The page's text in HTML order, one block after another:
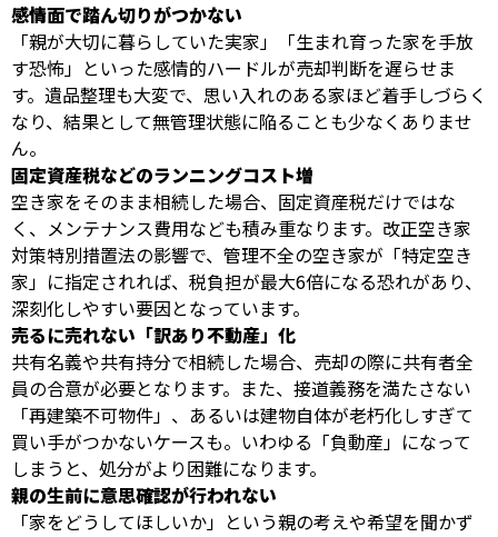
感情面で踏ん切りがつかない
「親が大切に暮らしていた実家」「生まれ育った家を手放
す恐怖」といった感情的ハードルが売却判断を遅らせま
す。遺品整理も大変で、思い入れのある家ほど着手しづらく
なり、結果として無管理状態に陥ることも少なくありませ
ん。
固定資産税などのランニングコスト増
空き家をそのまま相続した場合、固定資産税だけではな
く、メンテナンス費用なども積み重なります。改正空き家
対策特別措置法の影響で、管理不全の空き家が「特定空き
家」に指定されれば、税負担が最大6倍になる恐れがあり、
深刻化しやすい要因となっています。
売るに売れない「訳あり不動産」化
共有名義や共有持分で相続した場合、売却の際に共有者全
員の合意が必要となります。また、接道義務を満たさない
「再建築不可物件」、あるいは建物自体が老朽化しすぎて
買い手がつかないケースも。いわゆる「負動産」になって
しまうと、処分がより困難になります。
親の生前に意思確認が行われない
「家をどうしてほしいか」という親の考えや希望を聞かず